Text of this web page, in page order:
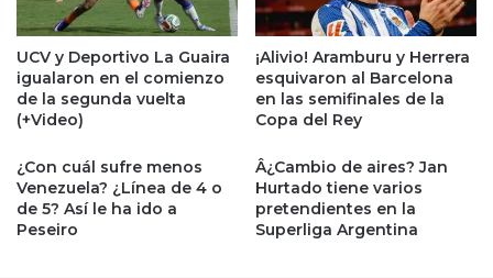
UCV y Deportivo La Guaira
igualaron en el comienzo
de la segunda vuelta
(+Video)
¡Alivio! Aramburu y Herrera
esquivaron al Barcelona
en las semifinales de la
Copa del Rey
¿Con cuál sufre menos
Venezuela? ¿Línea de 4 o
de 5? Así le ha ido a
Peseiro
Â¿Cambio de aires? Jan
Hurtado tiene varios
pretendientes en la
Superliga Argentina